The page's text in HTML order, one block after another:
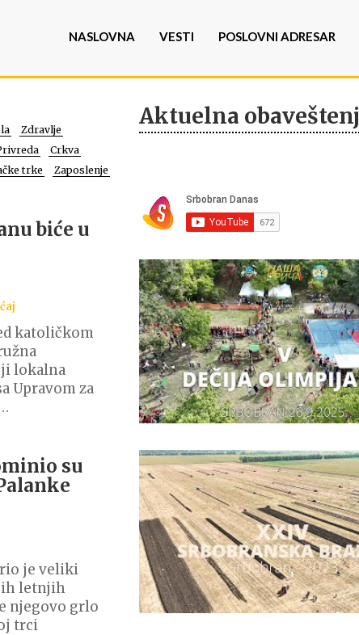
NASLOVNA VESTI POSLOVNI ADRESAR
Zdravlje
Crkva
trke
Zaposlenje
biće u
katoličkom
lokalna
Upravom za
su
je veliki
letnjih
njegovo grlo
trci
Aktuelna